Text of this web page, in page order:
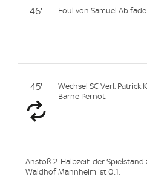
46' Foul von Samuel
45'
Wechsel SC Verl.
Barne Pernot.
Anstoß 2. Halbzeit. der Spielstand
Waldhof Mannheim ist 0:1.